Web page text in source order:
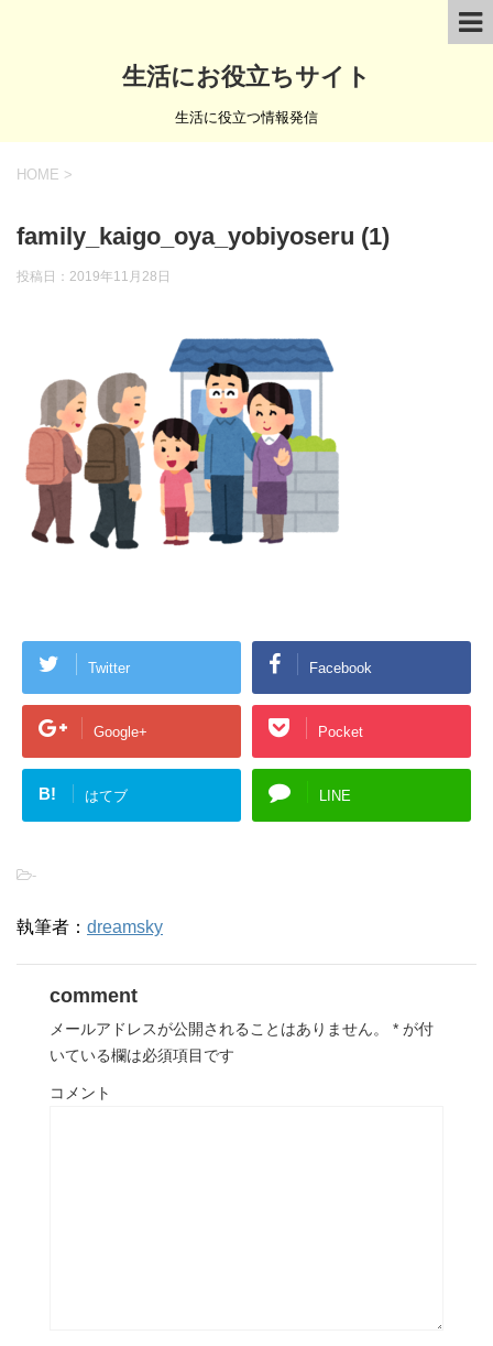
生活にお役立ちサイト
生活に役立つ情報発信
HOME >
family_kaigo_oya_yobiyoseru (1)
投稿日： 2019年11月28日
Twitter Facebook
Google+ Pocket
B! はてブ LINE
-
執筆者： dreamsky
comment
メールアドレスが公開されることはありません。 * が付
いている欄は必須項目です
コメント